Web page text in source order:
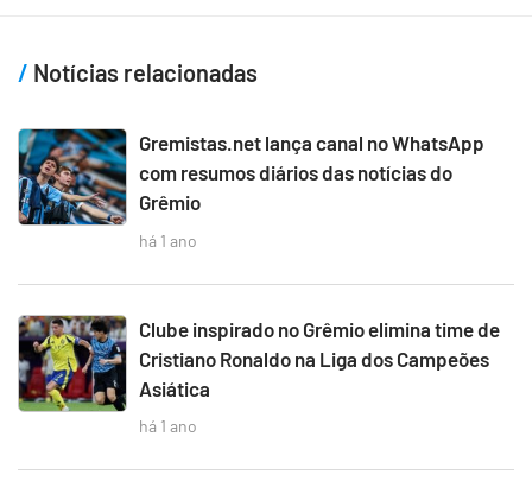
Notícias relacionadas
Gremistas.net lança canal no WhatsApp
com resumos diários das notícias do
Grêmio
há 1 ano
Clube inspirado no Grêmio elimina time de
Cristiano Ronaldo na Liga dos Campeões
Asiática
há 1 ano